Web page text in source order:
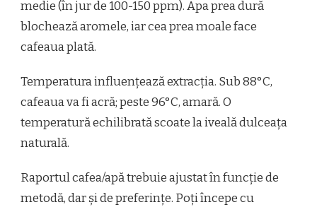
medie (în jur de 100-150 ppm). Apa prea dură
blochează aromele, iar cea prea moale face
cafeaua plată.
Temperatura influențează extracția. Sub 88°C,
cafeaua va fi acră; peste 96°C, amară. O
temperatură echilibrată scoate la iveală dulceața
naturală.
Raportul cafea/apă trebuie ajustat în funcție de
metodă, dar și de preferințe. Poți începe cu